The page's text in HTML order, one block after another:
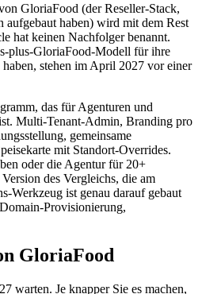
GloriaFood (der Reseller-Stack,
aufgebaut haben) wird mit dem Rest
hat keinen Nachfolger benannt.
plus-GloriaFood-Modell für ihre
stehen im April 2027 vor einer
das für Agenturen und
Multi-Tenant-Admin, Branding pro
gemeinsame
mit Standort-Overrides.
oder die Agentur für 20+
des Vergleichs, die am
Werkzeug ist genau darauf gebaut
Provisionierung,
GloriaFood
warten. Je knapper Sie es machen,